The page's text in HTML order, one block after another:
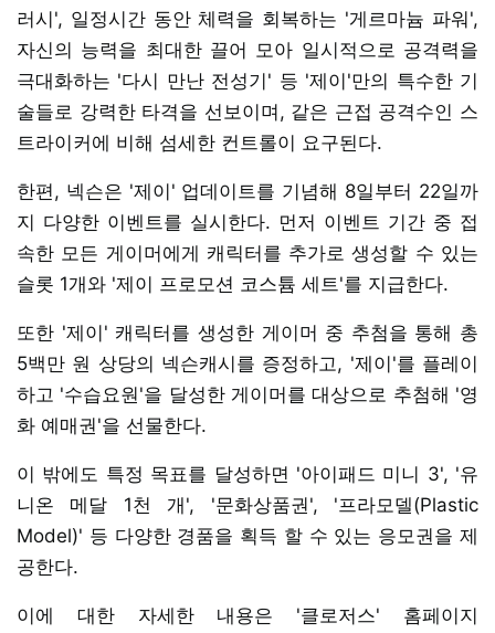
러시', 일정시간 동안 체력을 회복하는 '게르마늄 파워',
자신의 능력을 최대한 끌어 모아 일시적으로 공격력을
극대화하는 '다시 만난 전성기' 등 '제이'만의 특수한 기
술들로 강력한 타격을 선보이며, 같은 근접 공격수인 스
트라이커에 비해 섬세한 컨트롤이 요구된다.
한편, 넥슨은 '제이' 업데이트를 기념해 8일부터 22일까
지 다양한 이벤트를 실시한다. 먼저 이벤트 기간 중 접
속한 모든 게이머에게 캐릭터를 추가로 생성할 수 있는
슬롯 1개와 '제이 프로모션 코스튬 세트'를 지급한다.
또한 '제이' 캐릭터를 생성한 게이머 중 추첨을 통해 총
5백만 원 상당의 넥슨캐시를 증정하고, '제이'를 플레이
하고 '수습요원'을 달성한 게이머를 대상으로 추첨해 '영
화 예매권'을 선물한다.
이 밖에도 특정 목표를 달성하면 '아이패드 미니 3', '유
니온 메달 1천 개', '문화상품권', '프라모델(Plastic
Model)' 등 다양한 경품을 획득 할 수 있는 응모권을 제
공한다.
이에 대한 자세한 내용은 '클로저스' 홈페이지